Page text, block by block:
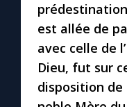
1000 Raisons de
Chapelet pour le
Contact
est allée de
avec celle de
Dieu, fut sur
disposition de